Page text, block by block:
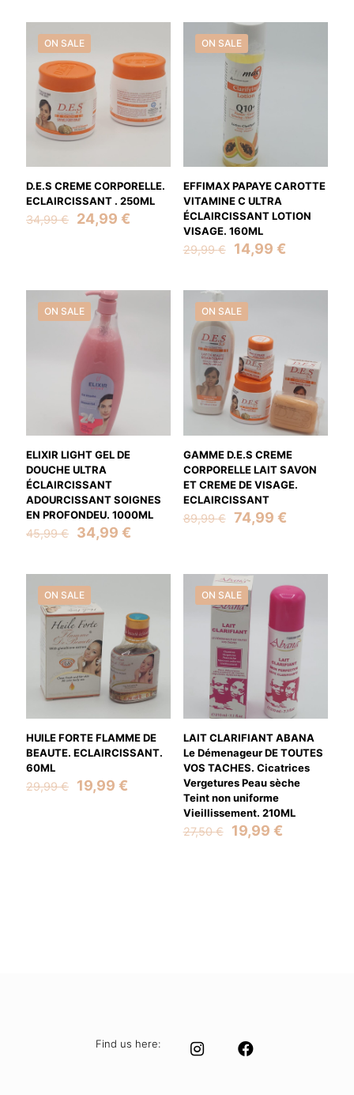
19,99 €.14,99 €.
23,99 €.14,99 €.
ON SALE
D.E.S CREME CORPORELLE.
ECLAIRCISSANT . 250ML
34,99€
Original
24,99 €
ON SALE
EFFIMAX PAPAYE CAROTTE
VITAMINE C ULTRA
ÉCLAIRCISSANT LOTION
VISAGE. 160ML
29,99€
Original
29,99 €.
14,99 €Current
14,99 €.
ON SALE
ELIXIR LIGHT GEL DE
DOUCHE ULTRA
ÉCLAIRCISSANT
ADOURCISSANT SOIGNES
EN PROFONDEU. 1000ML
45,99€
Original
45,99 €.
34,99 €
34,99 €.
ON SALE
GAMME D.E.S CREME
CORPORELLE LAIT SAVON
ET CREME DE VISAGE.
ECLAIRCISSANT
89,99€
Original
74,99 €Current
ON SALE
HUILE FORTE FLAMME DE
BEAUTE. ECLAIRCISSANT.
60ML
29,99€
Original
19,99 €
ON SALE
LAIT CLARIFIANT ABANA
Le Démenageur DE TOUTES
VOS TACHES. Cicatrices
Vergetures Peau sèche
Teint non uniforme
Vieillissement. 210ML
27,50€
Original
19,99 €Current
Find us here: